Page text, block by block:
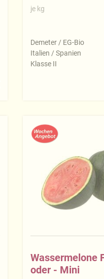
je kg
Demeter / EG-Bio
Italien / Spanien
Klasse II
Wassermelone
oder - Mini